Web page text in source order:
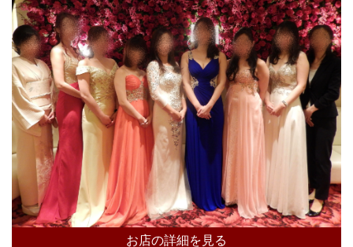
お店の詳細を見る